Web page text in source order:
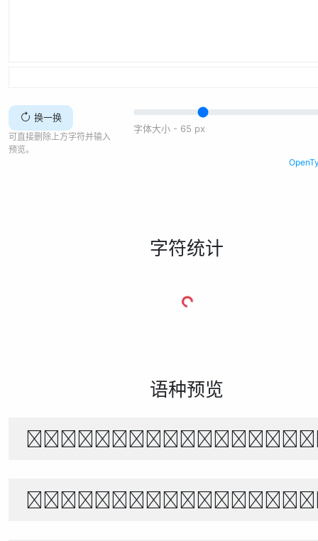
换一换
可直接删除上方字符并输入
预览。
字体大小 - 65 px
字符统计
语种预览
The quick brown
あきのよの つきにさびしき をがは